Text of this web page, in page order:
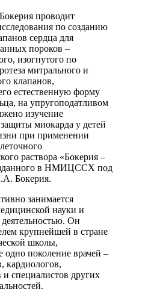
проводит
по созданию
сердца для
пороков –
изогнутого по
митрального и
клапанов,
естественную форму
на упругоподатливом
изучение
миокарда у детей
при применении
раствора «Бокерия –
в НМИЦССХ под
Бокерия.
занимается
науки и
деятельностью. Он
крупнейшей в стране
школы,
поколение врачей –
кардиологов,
и специалистов других